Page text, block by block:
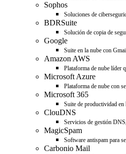
Sophos
Soluciones de
BDRSuite
Solución de copia de
Google
Suite en la nube con
Amazon AWS
Plataforma de nube líder
Microsoft Azure
Plataforma de nube con
Microsoft 365
Suite de productividad en
ClouDNS
Servicios de gestión
MagicSpam
Software antispam para
Carbonio Mail